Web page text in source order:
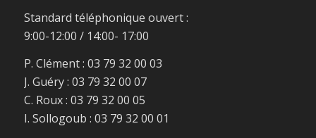
Standard téléphonique ouvert :
9:00-12:00 / 14:00- 17:00
P. Clément : 03 79 32 00 03
J. Guéry : 03 79 32 00 07
C. Roux : 03 79 32 00 05
I. Sollogoub : 03 79 32 00 01